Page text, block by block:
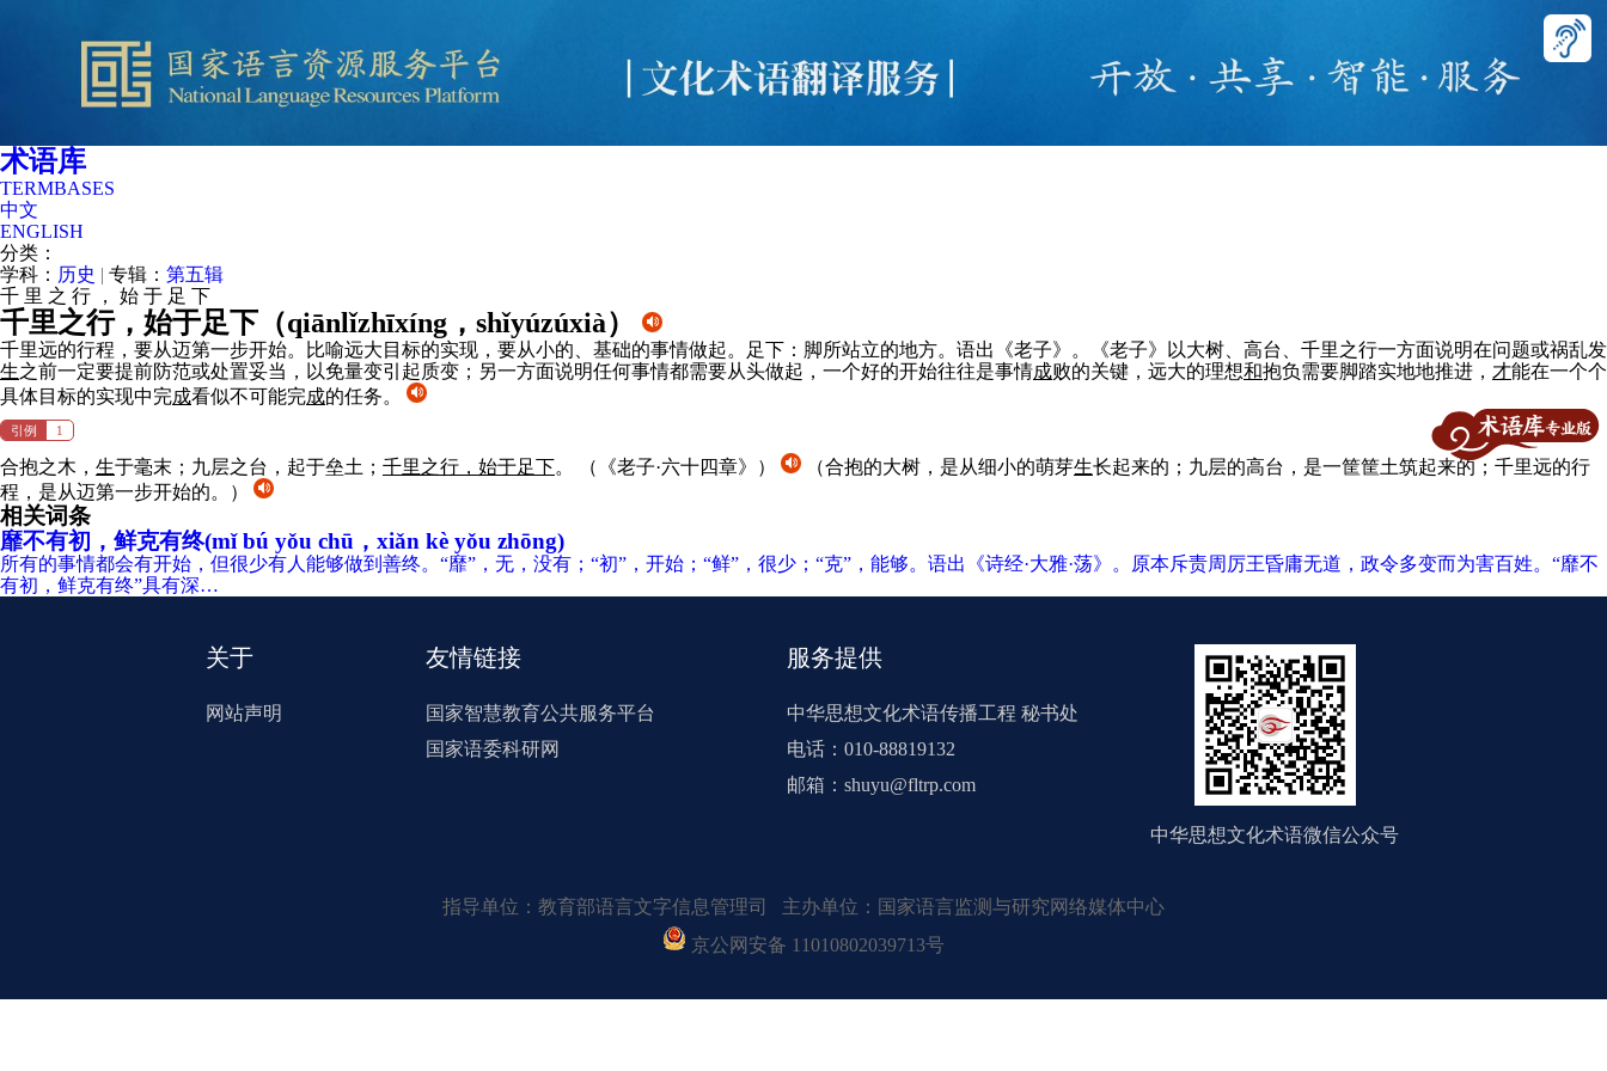
术语库
TERMBASES
中文
ENGLISH
分类：
学科： 历史 | 专辑： 第五辑
千 里 之 行 ， 始 于 足 下
千里之行，始于足下（qiānlǐzhīxíng，shǐyúzúxià）
千里远的行程，要从迈第一步开始。比喻远大目标的实现，要从小的、基础的事情做起。足下：脚所站立的地方。语出《老子》。《老子》以大树、高台、千里之行一方面说明在问题或祸乱发
生之前一定要提前防范或处置妥当，以免量变引起质变；另一方面说明任何事情都需要从头做起，一个好的开始往往是事情成败的关键，远大的理想和抱负需要脚踏实地地推进， 才能在一个个
具体目标的实现中完成看似不可能完成的任务。
引例 1
合抱之木， 生于毫末；九层之台，起于垒土； 千里之行，始于足下。 （《老子·六十四章》） （合抱的大树，是从细小的萌芽生长起来的；九层的高台，是一筐筐土筑起来的；千里远的行
程，是从迈第一步开始的。）
相关词条
靡不有初，鲜克有终(mǐ bú yǒu chū，xiǎn kè yǒu zhōng)
所有的事情都会有开始，但很少有人能够做到善终。“靡”，无，没有；“初”，开始；“鲜”，很少；“克”，能够。语出《诗经·大雅·荡》。原本斥责周厉王昏庸无道，政令多变而为害百姓。“靡不
有初，鲜克有终”具有深…
关于
网站声明
友情链接
国家智慧教育公共服务平台
国家语委科研网
服务提供
中华思想文化术语传播工程 秘书处
电话：010-88819132
邮箱：shuyu@fltrp.com
中华思想文化术语微信公众号
指导单位：教育部语言文字信息管理司 主办单位：国家语言监测与研究网络媒体中心
京公网安备 11010802039713号